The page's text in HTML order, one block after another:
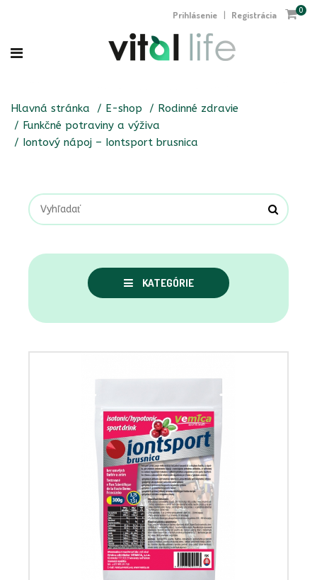
Prihlásenie | Registrácia 0
Hlavná stránka E-shop
Rodinné zdravie
Funkčné potraviny a výživa
Iontový nápoj – Iontsport brusnica
KATEGÓRIE